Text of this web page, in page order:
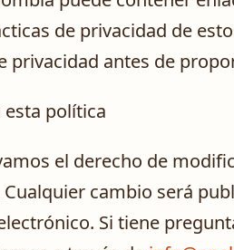
de privacidad de
privacidad antes de
esta política
el derecho de
cambio será
Si tiene